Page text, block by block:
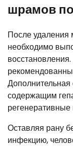
шрамов
После удаления
необходимо
Дополнительная
содержащим
Оставляя рану
инфекцию,